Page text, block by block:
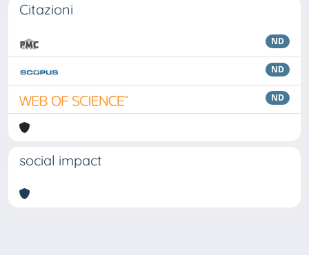
Citazioni
ND
ND
ND
social impact